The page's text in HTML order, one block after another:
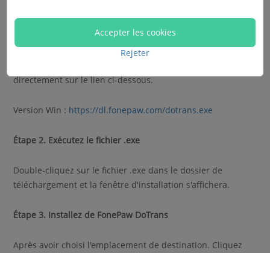
Étape 1. Téléchargez FonePaw DoTrans
Accédez à la page d'accueil deFonePaw DoTranset cliquez
directement sur le lien ci-dessous.
Version Win : https://dl.fonepaw.com/dotrans.exe
Étape 2. Exécutez le fichier .exe
Double-cliquez sur le fichier .exe dans le dossier de
téléchargement et la fenêtre d'installation s'affichera.
Étape 3. Installez de FonePaw DoTrans
Après avoir choisi l'emplacement de destination. Cliquez
Accepter les cookies
Rejeter